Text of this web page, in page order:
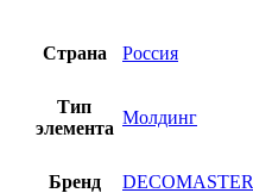
Страна Россия
Тип
элемента
Молдинг
Бренд DECOMASTER